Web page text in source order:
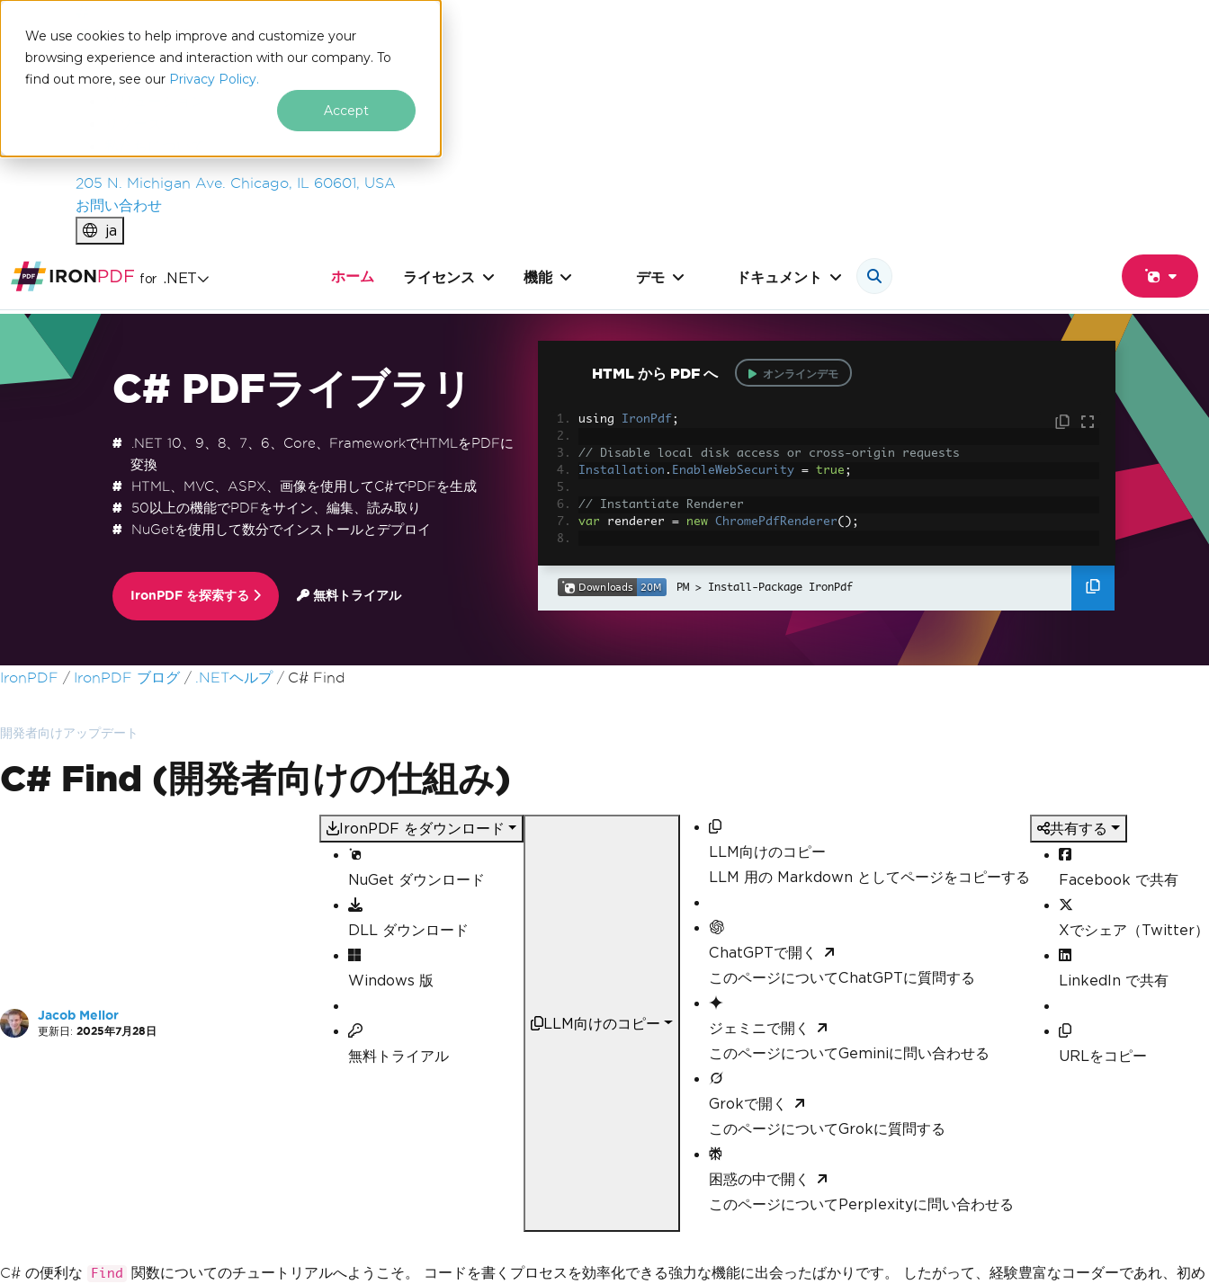
We use cookies to help improve and customize your
browsing experience and interaction with our company. To
find out more, see our Privacy Policy.
Accept
IRONSOFTWARE
製品
エンタープライズ
205 N. Michigan Ave. Chicago, IL 60601, USA
お問い合わせ
ja
for .NET ホーム ライセンス 機能 デモ ドキュメント
C# PDFライブラリ
.NET 10、9、8、7、6、Core、FrameworkでHTMLをPDFに
変換
HTML、MVC、ASPX、画像を使用してC#でPDFを生成
50以上の機能でPDFをサイン、編集、読み取り
NuGetを使用して数分でインストールとデプロイ
IronPDF を探索する 無料トライアル
HTML から PDF へ オンラインデモ
using IronPdf ;
// Disable local disk access or cross-origin requests
Installation . EnableWebSecurity = true ;
// Instantiate Renderer
var renderer = new ChromePdfRenderer();
Install-Package IronPdf
フッターコンテンツにスキップ
IronPDF IronPDF ブログ .NETヘルプ C# Find
開発者向けアップデート
C# Find (開発者向けの仕組み)
Jacob Mellor
更新日: 2025年7月28日
IronPDF をダウンロード
NuGet ダウンロード
DLL ダウンロード
Windows 版
無料トライアル
LLM向けのコピー
LLM向けのコピー
LLM 用の Markdown としてページをコピーする
ChatGPTで開く
このページについてChatGPTに質問する
ジェミニで開く
このページについてGeminiに問い合わせる
Grokで開く
このページについてGrokに質問する
困惑の中で開く
このページについてPerplexityに問い合わせる
共有する
Facebook で共有
Xでシェア（Twitter）
LinkedIn で共有
URLをコピー
C# の便利な Find
関数についてのチュートリアルへようこそ。 コードを書くプロセスを効率化できる強力な機能に出会ったばかりです。 したがって、経験豊富なコーダーであれ、初め